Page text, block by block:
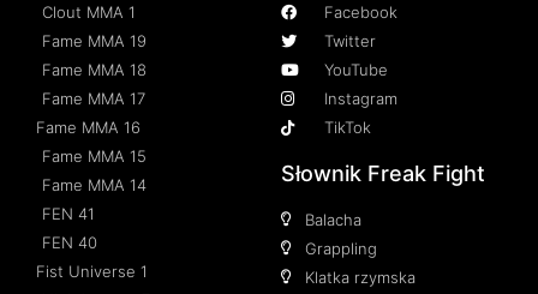
Clout MMA 1
Fame MMA 19
Fame MMA 18
Fame MMA 17
Fame MMA 16
Fame MMA 15
Fame MMA 14
FEN 41
FEN 40
Fist Universe 1
Facebook
Twitter
YouTube
Instagram
TikTok
Słownik Freak Fight
Balacha
Grappling
Klatka rzymska